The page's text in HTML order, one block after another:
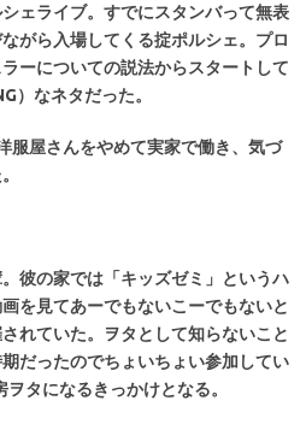
ェライブ。すでにスタンバって無表
がら入場してくる掟ポルシェ。プロ
ーについての説法からスタートして
）なネタだった。
服屋さんをやめて実家で働き、気づ
彼の家では「キッズゼミ」というハ
を見てあーでもないこーでもないと
れていた。ヲタとして知らないこと
だったのでちょいちょい参加してい
タになるきっかけとなる。